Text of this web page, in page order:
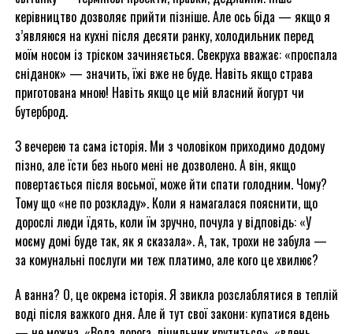
керівництво дозволяє прийти пізніше. Але ось біда — якщо я
з’являюся на кухні після десяти ранку, холодильник перед
моїм носом із тріском зачиняється. Свекруха вважає: «проспала
сніданок» — значить, їжі вже не буде. Навіть якщо страва
приготована мною! Навіть якщо це мій власний йогурт чи
бутерброд.
З вечерею та сама історія. Ми з чоловіком приходимо додому
пізно, але їсти без нього мені не дозволено. А він, якщо
повертається після восьмої, може йти спати голодним. Чому?
Тому що «не по розкладу». Коли я намагалася пояснити, що
дорослі люди їдять, коли їм зручно, почула у відповідь: «У
моєму домі буде так, як я сказала». А, так, трохи не забула —
за комунальні послуги ми теж платимо, але кого це хвилює?
А ванна? О, це окрема історія. Я звикла розслаблятися в теплій
воді після важкого дня. Але й тут свої закони: купатися вдень